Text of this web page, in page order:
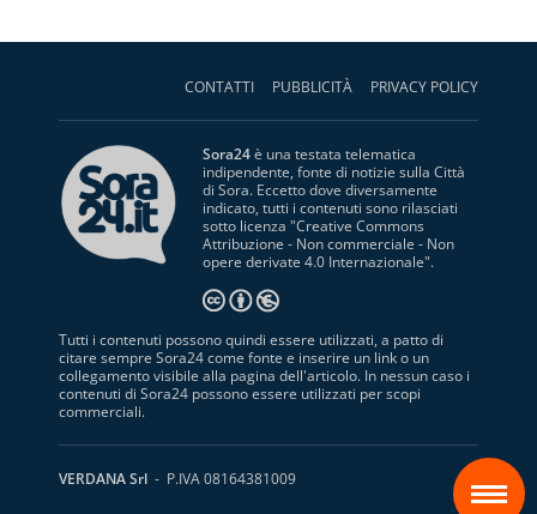
CONTATTI PUBBLICITÀ PRIVACY POLICY
Sora24è una testata telematica
indipendente, fonte di notizie sulla Città
di Sora. Eccetto dove diversamente
indicato, tutti i contenuti sono rilasciati
sotto licenza "Creative Commons
Attribuzione - Non commerciale - Non
opere derivate 4.0 Internazionale".
Tutti i contenuti possono quindi essere utilizzati, a patto di
citare sempre Sora24 come fonte e inserire un link o un
collegamento visibile alla pagina dell'articolo. In nessun caso i
contenuti di Sora24 possono essere utilizzati per scopi
commerciali.
VERDANA Srl - P.IVA 08164381009